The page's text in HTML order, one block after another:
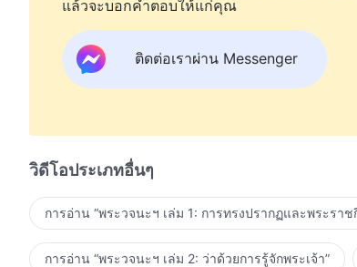
คนชั่ว ผู้คนเหล่านี้เป็นคนชั่ว พวกเขาเป็นเหล่ามารร้ายผู้ซึ่งต่อต้านพระเจ้าและไม่เคยยินดีที่จะเชื่อฟังพระคริสต์ แน่นอนว่า
จำนวนของพวกเขานั้นรวมถึงบรรดาผู้ที่ไม่รู้จักและยิ่งไปกว่านั้น ไม่ยอม
พระคริสต์อย่างที่เจ้าพอใจตราบเท่าที่เจ้าจงรักภักดีต่อพระเจ้าบนสวรรค์ได้หรือ
คือความไม่รู้เท่าทันในพระเจ้าบนสวรรค์ ไม่สำคัญว่าเจ้าจงรักภักดีต่อพระเจ้าบนสวรรค์เพียงใด มันเป็นเพียงการพูดลอยๆ
และการเสแสร้งเท่านั้น ด้วยเหตุที่พระเจ้าบนแผ่น
รู้อันลึกซึ้งมากขึ้นเท่านั้น แต่มากไปกว่านั้นก็คือ ทร
เท็จจริงต่างๆ เพื่อลงโทษคนชั่ว เจ้าได้เข้าใจผลลัพธ์อันเป็นประโยชน์และอันเป็นโทษในที่นี้หรือยัง? เจ้าได้รับประสบการณ์กับ
ผลลัพธ์เหล่านั้นหรือยัง? เราปรารถนาให้พวกเจ้าได้เข้าใจความจริงนี้ในวันหนึ่งในไม่ช้า: เพื่อที่จะรู้จักพระเจ้า เจ้าจะต้องรู้จัก
ต่างๆ ของเจ้าหรือยอมให้เรื่องรองมาแทนที่เรื่องหลัก ด้วยวิธีนี้เท่านั้นเจ้าจึงสามารถสร้างความสัมพันธ์อันดีกับพระเจ้า
อย่างแท้จริง กลายเป็นใกล้ชิดพระเจ้ามากขึ้น และนำหัวใจของเจ้าเข้
เวลาหลายปีและได้สมาคมกับเรามานานแล้ว แต่ก็ยัง
แล้วจะบอกคำตอบให้แก่คุณ
ติดต่อเราผ่าน Messenger
วิดีโอประเภทอื่นๆ
การอ่าน “พระวจนะฯ เล่ม 1: การทรงปรากฏและพระราช
การอ่าน “พระวจนะฯ เล่ม 2: ว่าด้วยการรู้จักพระเจ้า”